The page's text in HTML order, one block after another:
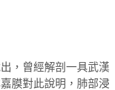
，曾經解剖一具武漢
膜對此說明，肺部浸